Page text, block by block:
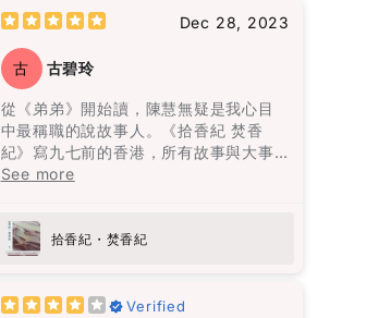
一個願意一直灌溉你的人，而不是把你
當成可以隨意擁有的人。
Dec 28, 2023
古 古碧玲
從《弟弟》開始讀，陳慧無疑是我心目
中最稱職的說故事人。《拾香紀 焚香
紀》寫九七前的香港，所有故事與大事
紀連結，照常不炫技，寫得讓人在新聞
香港的爸爸媽媽們的作為與不作為。
開卷啟頁就放不下的書。
See more
拾香紀・焚香紀
Verified